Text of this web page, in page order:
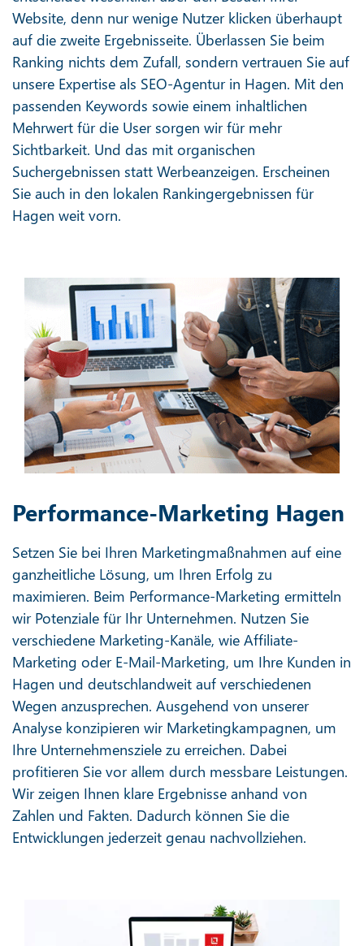
Website, denn nur wenige Nutzer klicken überhaupt
auf die zweite Ergebnisseite. Überlassen Sie beim
Ranking nichts dem Zufall, sondern vertrauen Sie auf
unsere Expertise als SEO-Agentur in Hagen. Mit den
passenden Keywords sowie einem inhaltlichen
Mehrwert für die User sorgen wir für mehr
Sichtbarkeit. Und das mit organischen
Suchergebnissen statt Werbeanzeigen. Erscheinen
Sie auch in den lokalen Rankingergebnissen für
Hagen weit vorn.
Performance-Marketing Hagen
Setzen Sie bei Ihren Marketingmaßnahmen auf eine
ganzheitliche Lösung, um Ihren Erfolg zu
maximieren. Beim Performance-Marketing ermitteln
wir Potenziale für Ihr Unternehmen. Nutzen Sie
verschiedene Marketing-Kanäle, wie Affiliate-
Marketing oder E-Mail-Marketing, um Ihre Kunden in
Hagen und deutschlandweit auf verschiedenen
Wegen anzusprechen. Ausgehend von unserer
Analyse konzipieren wir Marketingkampagnen, um
Ihre Unternehmensziele zu erreichen. Dabei
profitieren Sie vor allem durch messbare Leistungen.
Wir zeigen Ihnen klare Ergebnisse anhand von
Zahlen und Fakten. Dadurch können Sie die
Entwicklungen jederzeit genau nachvollziehen.